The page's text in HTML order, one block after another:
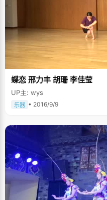
蝶恋 邢力丰 胡珊 李佳莹
UP主: wys
乐器 • 2016/9/9